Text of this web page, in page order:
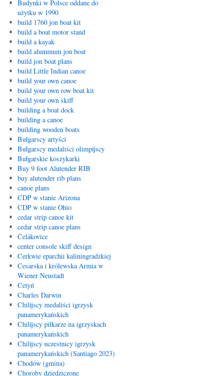
Budynki w Polsce oddane do
użytku w 1990
build 1760 jon boat kit
build a boat motor stand
build a kayak
build aluminum jon boat
build jon boat plans
build Little Indian canoe
build your own canoe
build your own row boat kit
build your own skiff
building a boat dock
building a canoe
building wooden boats
Bułgarscy artyści
Bułgarscy medaliści olimpijscy
Bułgarskie koszykarki
Buy 9 foot Alutender RIB
buy alutender rib plans
canoe plans
CDP w stanie Arizona
CDP w stanie Ohio
cedar strip canoe kit
cedar strip canoe plans
Čelákovice
center console skiff design
Cerkwie eparchii kaliningradzkiej
Cesarska i królewska Armia w
Wiener Neustadt
Cetyń
Charles Darwin
Chilijscy medaliści igrzysk
panamerykańskich
Chilijscy piłkarze na igrzyskach
panamerykańskich
Chilijscy uczestnicy igrzysk
panamerykańskich (Santiago 2023)
Chodów (gmina)
Choroby dziedziczone